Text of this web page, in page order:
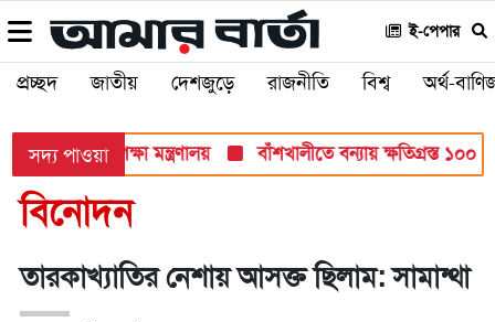
ই-পেপার
প্রচ্ছদ জাতীয় দেশজুড়ে রাজনীতি বিশ্ব অর্থ-
সদ্য পাওয়া
পরীক্ষায়: শিক্ষা মন্ত্রণালয় বাঁশখালীতে বন্যায় ক্ষতিগ্রস্ত ১০০
বিনোদন
তারকাখ্যাতির নেশায় আসক্ত ছিলাম: সামান্থা